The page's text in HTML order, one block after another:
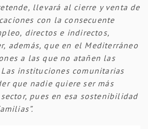
llevará al cierre y venta de
con la consecuente
directos e indirectos,
además, que en el Mediterráneo
a las que no atañen las
Las instituciones comunitarias
que nadie quiere ser más
pues en esa sostenibilidad